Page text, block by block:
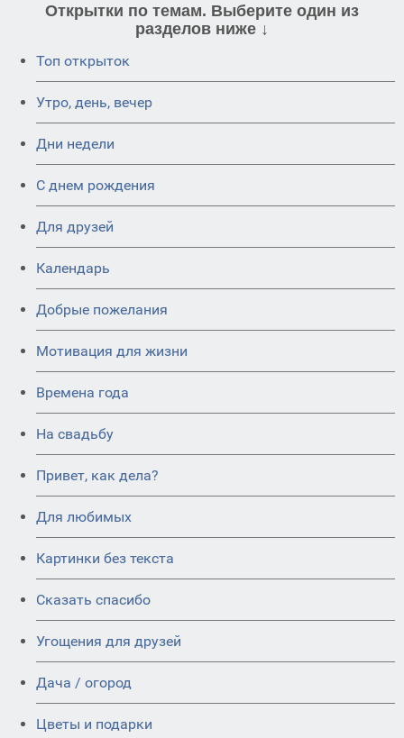
Открытки по темам. Выберите один из
разделов ниже ↓
Топ открыток
Утро, день, вечер
Дни недели
C днем рождения
Для друзей
Календарь
Добрые пожелания
Мотивация для жизни
Времена года
На свадьбу
Привет, как дела?
Для любимых
Картинки без текста
Сказать спасибо
Угощения для друзей
Дача / огород
Цветы и подарки